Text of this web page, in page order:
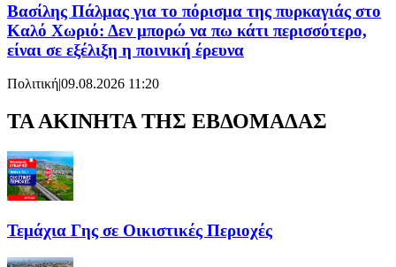
Βασίλης Πάλμας για το πόρισμα της πυρκαγιάς στο
Καλό Χωριό: Δεν μπορώ να πω κάτι περισσότερο,
είναι σε εξέλιξη η ποινική έρευνα
Πολιτική|09.08.2026 11:20
ΤΑ ΑΚΙΝΗΤΑ ΤΗΣ ΕΒΔΟΜΑΔΑΣ
Τεμάχια Γης σε Οικιστικές Περιοχές